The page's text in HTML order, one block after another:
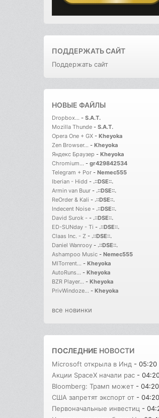
ПОДДЕРЖАТЬ САЙТ
Поддержать сайт
НОВЫЕ ФАЙЛЫ
Dropbox... - S.A.T.
Mozilla Thunde - S.A.T.
Opera One + GX - Kheyoka
Zen Browser... - Kheyoka
Яндекс Браузер - Kheyoka
Chromium... - gr429842534
Telegram + Por - Nemec555
Iberian - Hidd - .::DSE::.
Armin van Buur - .::DSE::.
ReOrder & Kali - .::DSE::.
Indecent Noise - .::DSE::.
David Surok - - .::DSE::.
ED-SUNday - Ti - .::DSE::.
Claas Inc. - Z - .::DSE::.
Daniel Wanrooy - .::DSE::.
Ashampoo Music - Nemec555
MITorrent... - Kheyoka
AutoRuns... - Kheyoka
BZR Player... - Kheyoka
PrivWindoze... - Kheyoka
все новинки
ПОСЛЕДНИЕ НОВОСТИ
Microsoft открыла в Инд - 05:20
Акции SpaceX начали рас -
Bloomberg: Трамп может - 04:20
США запретят экспорт от - 04:20
Первоначальные инвестиц -